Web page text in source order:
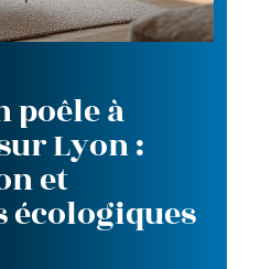
poêle à
Lyon :
et
écologiques